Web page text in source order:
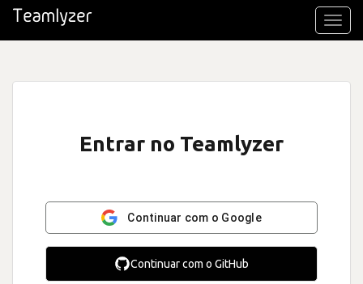
Entrar no Teamlyzer
Continuar com o Google
Continuar com o GitHub